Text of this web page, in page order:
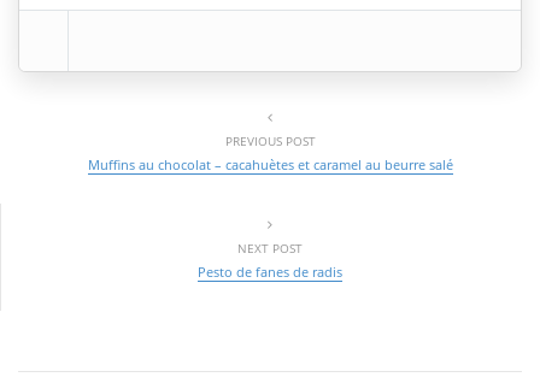
PREVIOUS POST
Muffins au chocolat – cacahuètes et caramel au beurre salé
NEXT POST
Pesto de fanes de radis